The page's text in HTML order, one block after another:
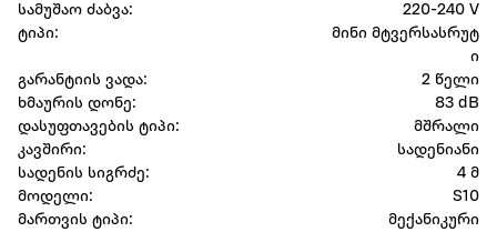
სამუშაო ძაბვა:
220-240 V
ტიპი:
მინი მტვერსასრუტ
ი
გარანტიის ვადა:
2 წელი
ხმაურის დონე:
83 dB
დასუფთავების ტიპი:
მშრალი
კავშირი:
სადენიანი
სადენის სიგრძე:
4 მ
მოდელი:
S10
მართვის ტიპი:
მექანიკური